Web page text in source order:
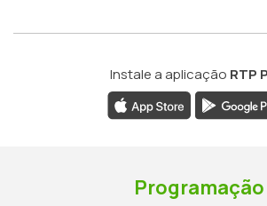
Instale a aplicação RTP
Programação